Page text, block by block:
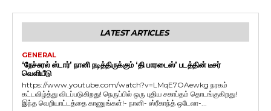
LATEST ARTICLES
GENERAL
‘நேச்சுரல் ஸ்டார்’ நானி நடித்திருக்கும் ‘தி பாரடைஸ்’ படத்தின் டீசர்
வெளியீடு
https://www.youtube.com/watch?v=LMqE7OAewkg நரகம்
கட்டவிழ்த்து விடப்படுகிறது! நெருப்பில் ஒரு புதிய சகாப்தம் தொடங்குகிறது!
இந்த வெறியாட்டத்தை காணுங்கள்!- நானி- ஸ்ரீகாந்த் ஒடேலா-...